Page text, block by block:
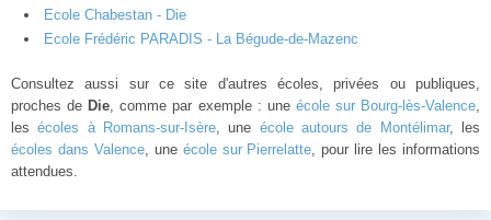
Ecole Chabestan - Die
Ecole Frédéric PARADIS - La Bégude-de-Mazenc
Consultez aussi sur ce site d'autres écoles, privées ou publiques,
proches de Die, comme par exemple : une école sur Bourg-lès-Valence,
lesécoles à Romans-sur-Isère, une école autours de Montélimar, les
écoles dans Valence, une école sur Pierrelatte, pour lire les informations
attendues.